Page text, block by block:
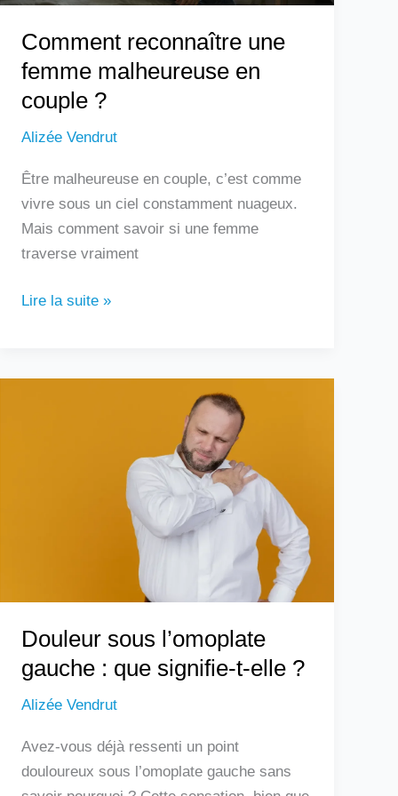
Comment reconnaître une
femme malheureuse en
couple ?
Alizée Vendrut
Être malheureuse en couple, c’est comme
vivre sous un ciel constamment nuageux.
Mais comment savoir si une femme
traverse vraiment
Lire la suite »
Douleur sous l’omoplate
gauche : que signifie-t-elle ?
Alizée Vendrut
Avez-vous déjà ressenti un point
douloureux sous l’omoplate gauche sans